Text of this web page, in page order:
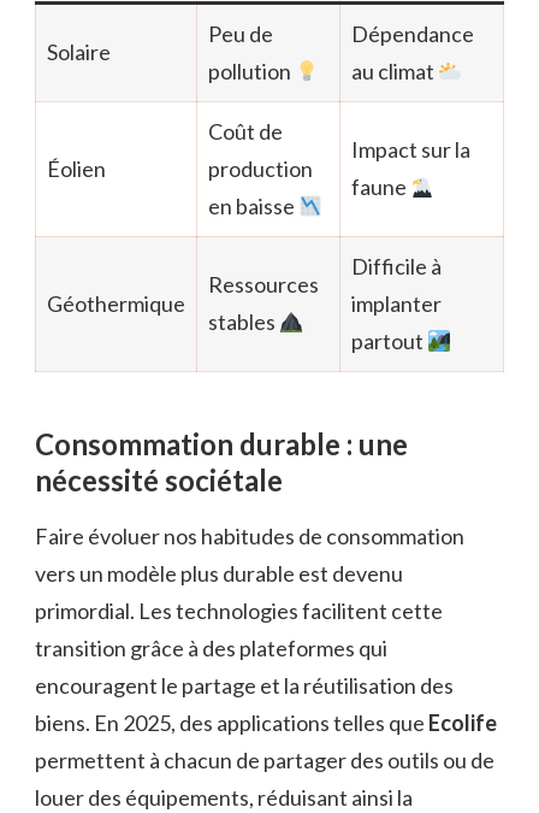
Solaire
Peu de
pollution
Dépendance
au climat
Éolien
Coût de
production
en baisse
Impact sur la
faune
Géothermique
Ressources
stables
Difficile à
implanter
partout
Consommation durable : une
nécessité sociétale
Faire évoluer nos habitudes de consommation
vers un modèle plus durable est devenu
primordial. Les technologies facilitent cette
transition grâce à des plateformes qui
encouragent le partage et la réutilisation des
biens. En 2025, des applications telles que Ecolife
permettent à chacun de partager des outils ou de
louer des équipements, réduisant ainsi la